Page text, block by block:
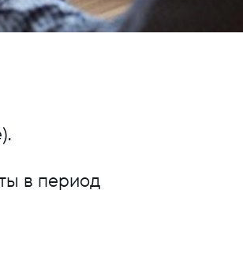
в период